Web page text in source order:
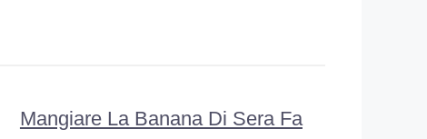
Mangiare La Banana Di Sera Fa